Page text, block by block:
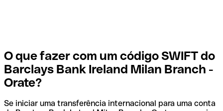
O que fazer com um código SWIFT do
Barclays Bank Ireland Milan Branch -
Orate?
Se iniciar uma transferência internacional para uma conta